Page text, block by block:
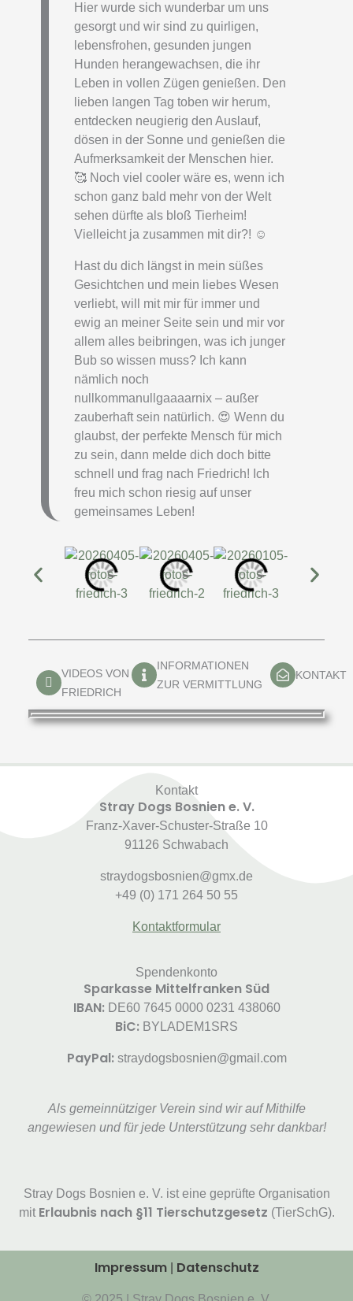
Hier wurde sich wunderbar um uns
gesorgt und wir sind zu quirligen,
lebensfrohen, gesunden jungen
Hunden herangewachsen, die ihr
Leben in vollen Zügen genießen. Den
lieben langen Tag toben wir herum,
entdecken neugierig den Auslauf,
dösen in der Sonne und genießen die
Aufmerksamkeit der Menschen hier.
🥰 Noch viel cooler wäre es, wenn ich
schon ganz bald mehr von der Welt
sehen dürfte als bloß Tierheim!
Vielleicht ja zusammen mit dir?! ☺️
Hast du dich längst in mein süßes
Gesichtchen und mein liebes Wesen
verliebt, will mit mir für immer und
ewig an meiner Seite sein und mir vor
allem alles beibringen, was ich junger
Bub so wissen muss? Ich kann
nämlich noch
nullkommanullgaaaarnix – außer
zauberhaft sein natürlich. 😍 Wenn du
glaubst, der perfekte Mensch für mich
zu sein, dann melde dich doch bitte
schnell und frag nach Friedrich! Ich
freu mich schon riesig auf unser
gemeinsames Leben!
VIDEOS VON
FRIEDRICH
INFORMATIONEN
ZUR VERMITTLUNG
KONTAKT
Kontakt
Stray Dogs Bosnien e. V.
Franz-Xaver-Schuster-Straße 10
91126 Schwabach
straydogsbosnien@gmx.de
+49 (0) 171 264 50 55
Kontaktformular
Spendenkonto
Sparkasse Mittelfranken Süd
IBAN: DE60 7645 0000 0231 438060
BiC: BYLADEM1SRS
PayPal:straydogsbosnien@gmail.com
Als gemeinnütziger Verein sind wir auf Mithilfe
angewiesen und für jede Unterstützung sehr dankbar!
Stray Dogs Bosnien e. V. ist eine geprüfte Organisation
mit Erlaubnis nach §11 Tierschutzgesetz (TierSchG).
Impressum Datenschutz